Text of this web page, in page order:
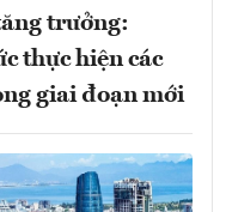
trưởng:
thực hiện các
giai đoạn mới